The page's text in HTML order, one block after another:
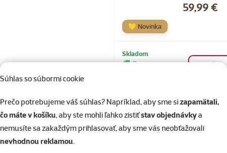
Súhlas so súbormi cookie
Prečo potrebujeme váš súhlas? Napríklad, aby sme sizapamätali,
čo máte v košíku, aby ste mohli ľahko zistiťstav objednávkya
nemusíte sa zakaždým prihlasovať, aby sme vás neobťažovali
nevhodnou reklamou.
Cena
59,99 €
💛 Novinka
Skladom
Doprava
do
Kabátik
Flamingo
Hodnotenie